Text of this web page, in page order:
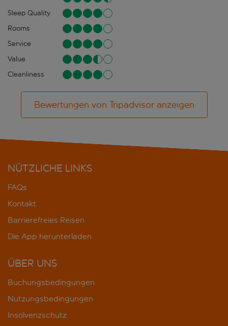
Sleep Quality
Rooms
Service
Value
Cleanliness
Bewertungen von Tripadvisor anzeigen
NÜTZLICHE LINKS
FAQs
Kontakt
Barrierefreies Reisen
Die App herunterladen
ÜBER UNS
Buchungsbedingungen
Nutzungsbedingungen
Insolvenzschutz